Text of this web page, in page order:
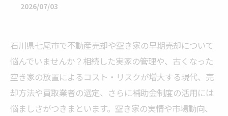
2026/07/03
石川県七尾市で不動産売却や空き家の早期売却について
悩んでいませんか？相続した実家の管理や、古くなった
空き家の放置によるコスト・リスクが増大する現代、売
却方法や買取業者の選定、さらに補助金制度の活用には
悩ましさがつきまといます。空き家の実情や市場動向、